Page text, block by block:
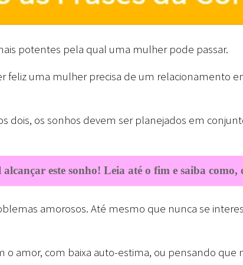
potentes pela qual uma mulher pode passar.
feliz uma mulher precisa de um relacionamento
dois, os sonhos devem ser planejados em
alcançar este sonho! Leia até o fim e saiba como,
amorosos. Até mesmo que nunca se
amor, com baixa auto-estima, ou pensando que